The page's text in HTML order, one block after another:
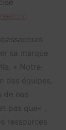
sa marque
«
Notre
des équipes,
de nos
pas que« ,
ressources